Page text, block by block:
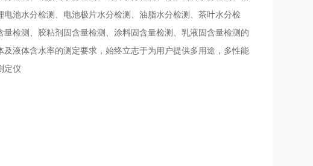
池水分检测、电池极片水分检测、油脂水分检测、茶叶水分检
检测、胶粘剂固含量检测、涂料固含量检测、乳液固含量检测的
液体含水率的测定要求，始终立志于为用户提供多用途，多性能
定仪